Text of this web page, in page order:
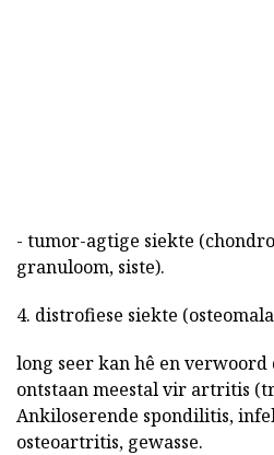
- tumor-agtige siekte
granuloom, siste).
4. distrofiese siekte
long seer kan hê en verwoord
ontstaan meestal vir artritis
Ankiloserende spondilitis,
osteoartritis, gewasse.